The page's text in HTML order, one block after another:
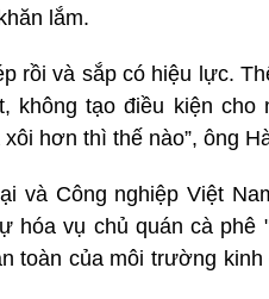
lắm.
rồi và sắp có hiệu lực.
không tạo điều kiện cho
hơn thì thế nào”, ông
và Công nghiệp Việt
vụ chủ quán cà phê
toàn của môi trường kinh